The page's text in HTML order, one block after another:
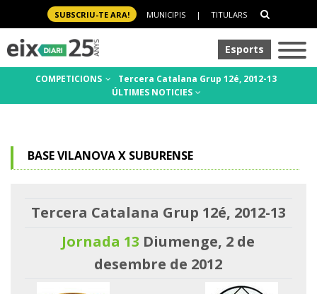
SUBSCRIU-TE ARA! MUNICIPIS | TITULARS
Esports
COMPETICIONS
Tercera Catalana Grup 12é, 2012-13
ÚLTIMES NOTICIES
BASE VILANOVA X SUBURENSE
Tercera Catalana Grup 12é, 2012-13
Jornada 13 Diumenge, 2 de
desembre de 2012